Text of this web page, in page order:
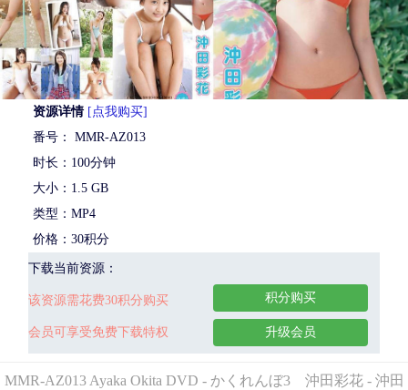
资源详情 [点我购买]
番号： MMR-AZ013
时长：100分钟
大小：1.5 GB
类型：MP4
价格：30积分
下载当前资源：
该资源需花费30积分购买
会员可享受免费下载特权
积分购买
升级会员
MMR-AZ013 Ayaka Okita DVD - かくれんぼ3 沖田彩花 - 沖田